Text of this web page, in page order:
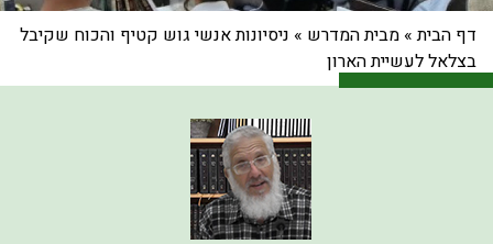
דף הבית» מבית המדרש » ניסיונות אנשי גוש קטיף והכוח שקיבל
בצלאל לעשיית הארון